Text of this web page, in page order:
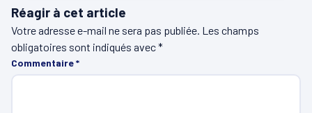
Réagir à cet article
Votre adresse e-mail ne sera pas publiée. Les champs
obligatoires sont indiqués avec*
Commentaire*